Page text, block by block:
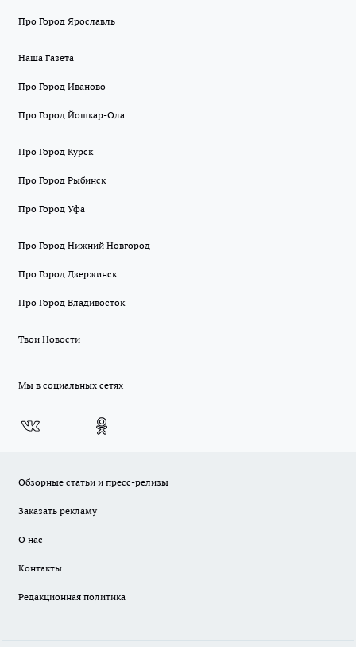
Про Город Ярославль
Наша Газета
Про Город Иваново
Про Город Йошкар-Ола
Про Город Курск
Про Город Рыбинск
Про Город Уфа
Про Город Нижний Новгород
Про Город Дзержинск
Про Город Владивосток
Твои Новости
Мы в социальных сетях
Обзорные статьи и пресс-релизы
Заказать рекламу
О нас
Контакты
Редакционная политика